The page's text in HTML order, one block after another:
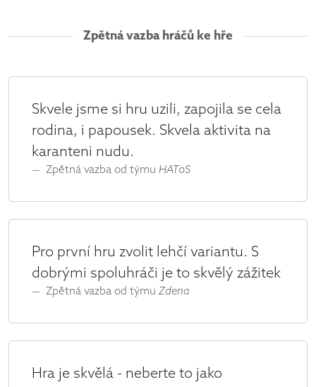
Zpětná vazba hráčů ke hře
Skvele jsme si hru uzili, zapojila se cela
rodina, i papousek. Skvela aktivita na
karanteni nudu.
Zpětná vazba od týmu HAToS
Pro první hru zvolit lehčí variantu. S
dobrými spoluhráči je to skvělý zážitek
Zpětná vazba od týmu Zdena
Hra je skvělá - neberte to jako